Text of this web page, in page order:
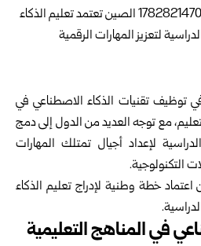
توظيف تقنيات الذكاء الاصطناعي في
مع توجه العديد من الدول إلى دمج
لإعداد أجيال تمتلك المهارات
التكنولوجية.
خطة وطنية لإدراج تعليم الذكاء
في المناهج التعليمية